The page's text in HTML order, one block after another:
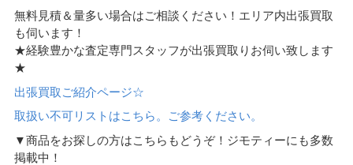
無料見積＆量多い場合はご相談ください！エリア内出張買取
も伺います！
★経験豊かな査定専門スタッフが出張買取りお伺い致します
★
出張買取ご紹介ページ☆
取扱い不可リストはこちら。ご参考ください。
▼商品をお探しの方はこちらもどうぞ！ジモティーにも多数
掲載中！